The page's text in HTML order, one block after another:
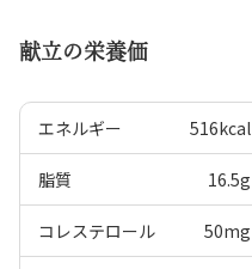
献立の栄養価
エネルギー 516kcal
脂質 16.5g
コレステロール 50mg